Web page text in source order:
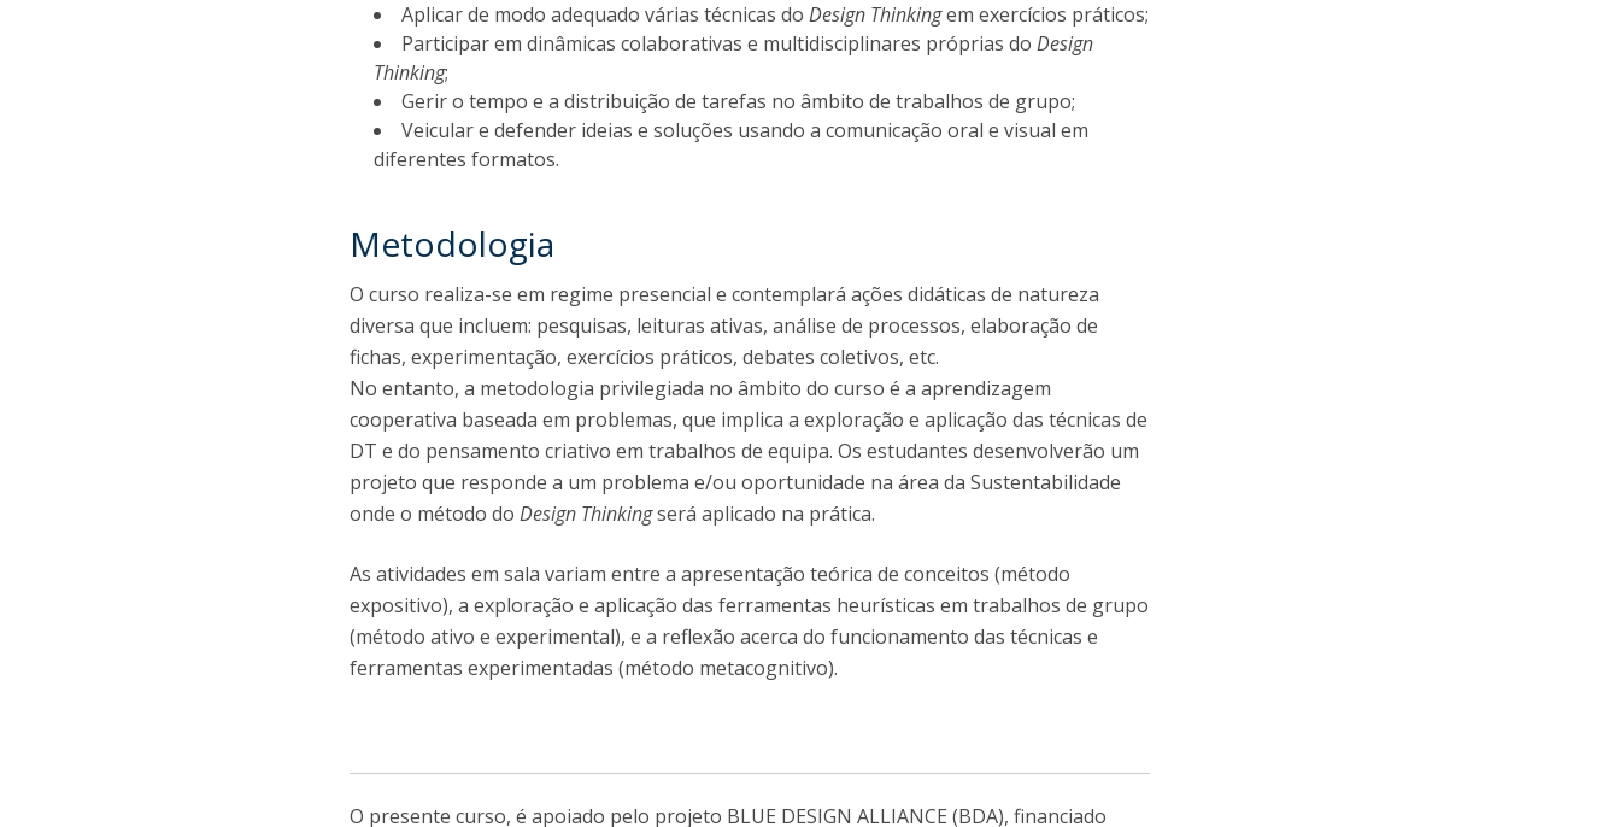
Aplicar de modo adequado várias técnicas doDesign Thinkingem exercícios práticos;
Participar em dinâmicas colaborativas e multidisciplinares próprias doDesign
Thinking;
Gerir o tempo e a distribuição de tarefas no âmbito de trabalhos de grupo;
Veicular e defender ideias e soluções usando a comunicação oral e visual em
diferentes formatos.
Metodologia
O curso realiza-se em regime presencial e contemplará ações didáticas de natureza
diversa que incluem: pesquisas, leituras ativas, análise de processos, elaboração de
fichas, experimentação, exercícios práticos, debates coletivos, etc.
No entanto, a metodologia privilegiada no âmbito do curso é a aprendizagem
cooperativa baseada em problemas, que implica a exploração e aplicação das técnicas de
DT e do pensamento criativo em trabalhos de equipa. Os estudantes desenvolverão um
projeto que responde a um problema e/ou oportunidade na área da Sustentabilidade
onde o método doDesign Thinkingserá aplicado na prática.
As atividades em sala variam entre a apresentação teórica de conceitos (método
expositivo), a exploração e aplicação das ferramentas heurísticas em trabalhos de grupo
(método ativo e experimental), e a reflexão acerca do funcionamento das técnicas e
ferramentas experimentadas (método metacognitivo).
O presente curso, é apoiado pelo projeto BLUE DESIGN ALLIANCE (BDA), financiado